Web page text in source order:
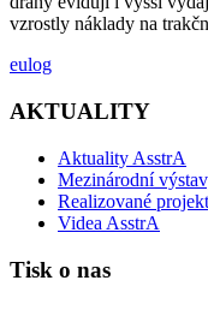
vzrostly náklady na
eulog
AKTUALITY
Aktuality AsstrA
Mezinárodní
Realizované
Videa AsstrA
Tisk o nas